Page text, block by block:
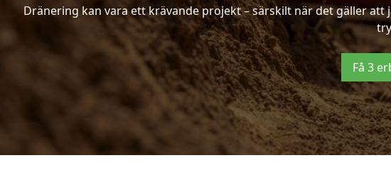
Dränering kan vara ett krävande projekt – särskilt när det gäller
Få 3